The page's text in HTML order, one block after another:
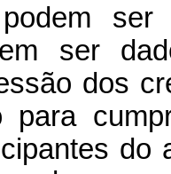
ser
ser
dos
para
do